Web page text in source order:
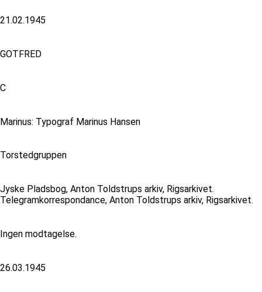
21.02.1945
GOTFRED
C
Marinus: Typograf Marinus Hansen
Torstedgruppen
Jyske Pladsbog, Anton Toldstrups arkiv, Rigsarkivet.
Telegramkorrespondance, Anton Toldstrups arkiv, Rigsarkivet.
Ingen modtagelse.
26.03.1945